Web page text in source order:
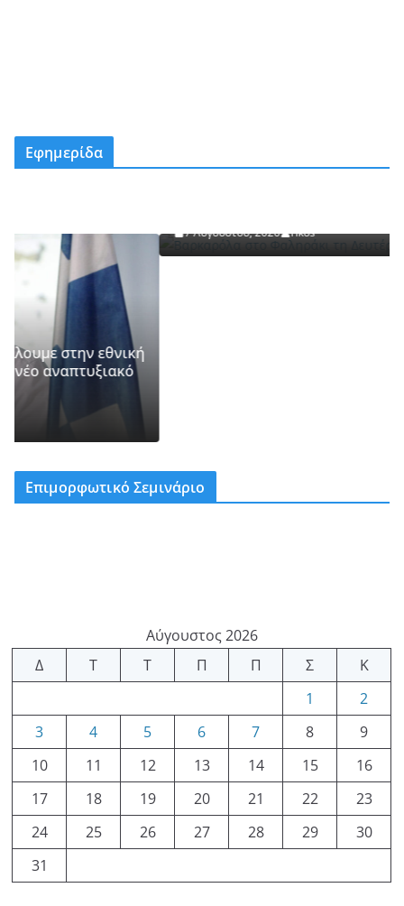
Εφημερίδα
ΚΕΡΚΥΡΑ
7 Αυγούστου, 2026 rikos
Επιμορφωτικό Σεμινάριο
Αύγουστος 2026
Δ
Τ Τ Π Π Σ
Κ
1
2
3
4 5 6 7 8
9
10
11 12 13 14 15
16
17
18 19 20 21 22
23
24
25 26 27 28 29
30
31